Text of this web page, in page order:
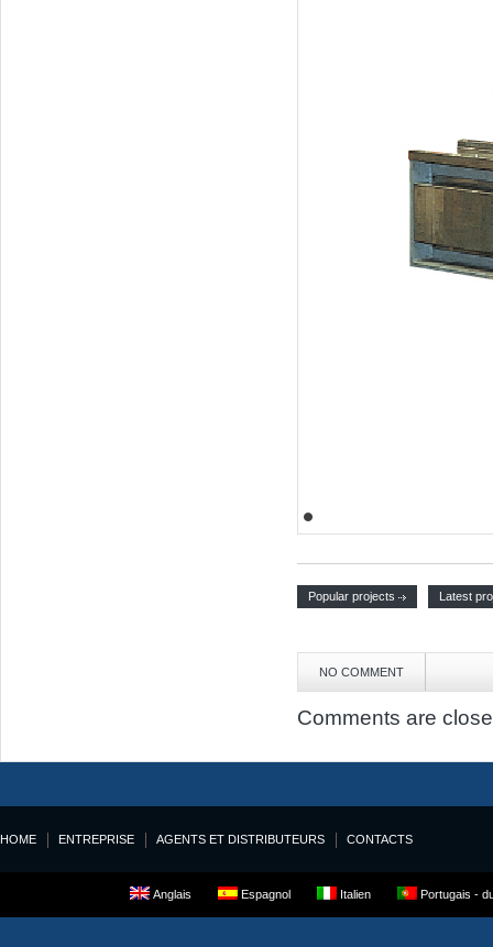
Popular projects Latest
NO COMMENT
Comments are
HOME ENTREPRISE AGENTS ET DISTRIBUTEURS CONTACTS
Anglais Espagnol Italien Portugais -